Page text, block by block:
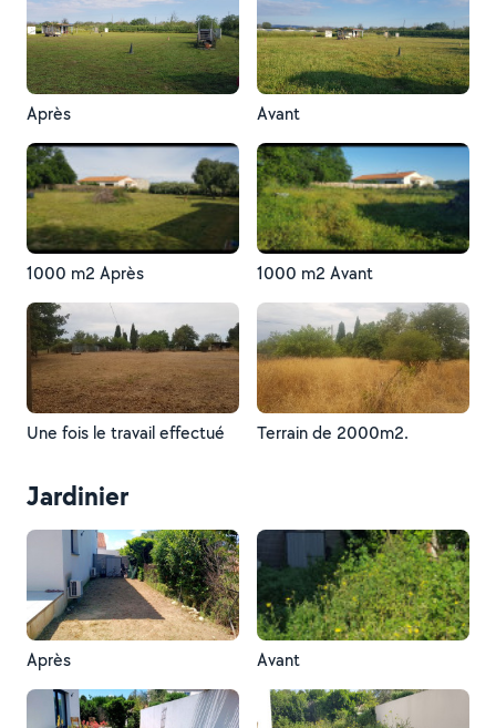
Après Avant
1000 m2 Après 1000 m2 Avant
Une fois le travail effectué Terrain de 2000m2.
Jardinier
Après Avant